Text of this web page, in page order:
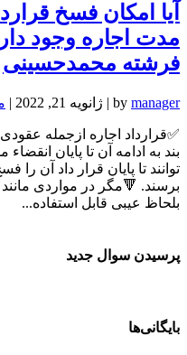
آیا امکان فسخ
مدت اجاره وجود
فرشته محمدحسینی
by manager
| ژانویه 21, 2022 |
✅قرارداد اجاره ازجمله
بند به ادامه آن تا پایان
توانند تا پایان قرار داد آن را
برسند. 🔻مگر در مواردی
بلحاظ عیبی قابل استفاده...
پرسیدن سوال جدید
بایگانی‌ها